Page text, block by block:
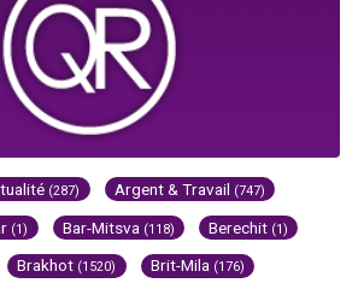
(287) Argent & Travail (747)
(1) Bar-Mitsva (118) Berechit (1)
Brakhot (1520) Brit-Mila (176)